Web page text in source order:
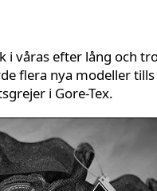
i våras efter lång och
flera nya modeller
i Gore-Tex.